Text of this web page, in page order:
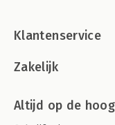
Klantenservice
Zakelijk
Altijd op de